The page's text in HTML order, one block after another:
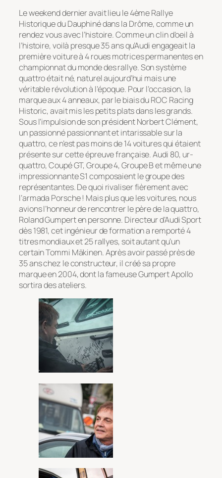
Le weekend dernier avait lieu le 4ème Rallye
Historique du Dauphiné dans la Drôme, comme un
rendez vous avec l’histoire. Comme un clin d’oeil à
l’histoire, voilà presque 35 ans qu’Audi engageait la
première voiture à 4 roues motrices permanentes en
championnat du monde des rallye. Son système
quattro était né, naturel aujourd’hui mais une
véritable révolution à l’époque. Pour l’occasion, la
marque aux 4 anneaux, par le biais du ROC Racing
Historic, avait mis les petits plats dans les grands.
Sous l’impulsion de son président Norbert Clément,
un passionné passionnant et intarissable sur la
quattro, ce n’est pas moins de 14 voitures qui étaient
présente sur cette épreuve française. Audi 80, ur-
quattro, Coupé GT, Groupe 4, Groupe B et même une
impressionnante S1 composaient le groupe des
représentantes. De quoi rivaliser fièrement avec
l’armada Porsche ! Mais plus que les voitures, nous
avions l’honneur de rencontrer le père de la quattro,
Roland Gumpert en personne. Directeur d’Audi Sport
dès 1981, cet ingénieur de formation a remporté 4
titres mondiaux et 25 rallyes, soit autant qu’un
certain Tommi Mäkinen. Après avoir passé près de
35 ans chez le constructeur, il créé sa propre
marque en 2004, dont la fameuse Gumpert Apollo
sortira des ateliers.